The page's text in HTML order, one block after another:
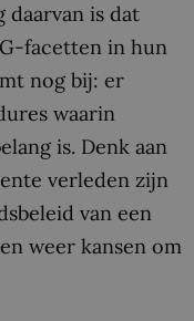
daarvan is dat
facetten in hun
nog bij: er
waarin
is. Denk aan
verleden zijn
van een
weer kansen om